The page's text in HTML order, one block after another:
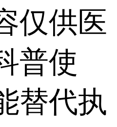
仅供医
普使
替代执